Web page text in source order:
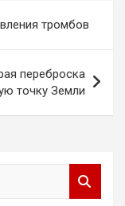
тромбов
переброска
точку Земли